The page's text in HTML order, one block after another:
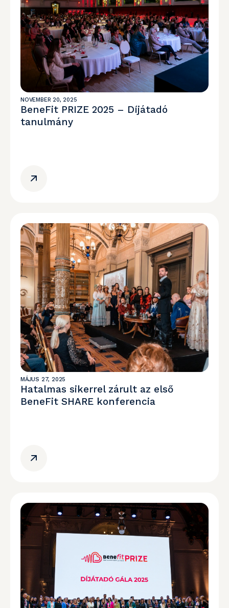
NOVEMBER 20, 2025
BeneFit PRIZE 2025 – Díjátadó
tanulmány
MÁJUS 27, 2025
Hatalmas sikerrel zárult az első
BeneFit SHARE konferencia